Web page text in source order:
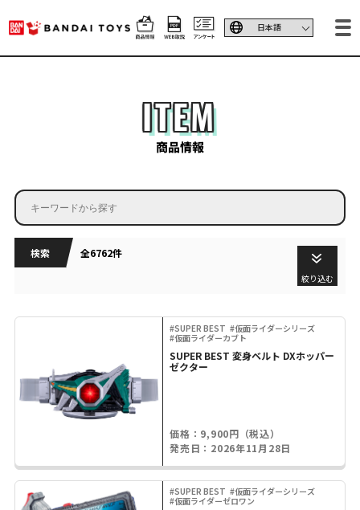
ITEM
商品情報
検索 全6762件
絞り込む
#SUPER BEST #仮面ライダーシリーズ
#仮面ライダーカブト
SUPER BEST 変身ベルト DXホッパー
ゼクター
価格：9,900円（税込）
発売日：2026年11月28日
#SUPER BEST #仮面ライダーシリーズ
#仮面ライダーゼロワン